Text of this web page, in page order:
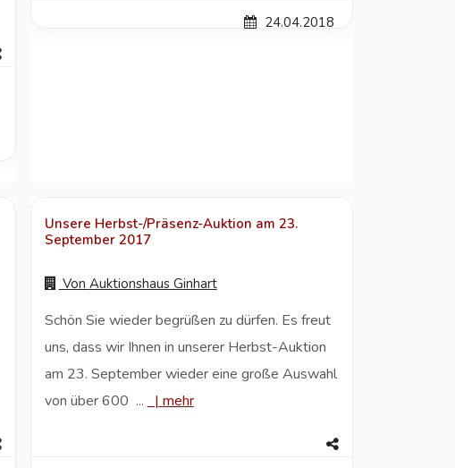
24.04.2018
Unsere Herbst-/Präsenz-Auktion am 23.
September 2017
Von Auktionshaus Ginhart
Schön Sie wieder begrüßen zu dürfen. Es freut
uns, dass wir Ihnen in unserer Herbst-Auktion
am 23. September wieder eine große Auswahl
von über 600 ...
| mehr